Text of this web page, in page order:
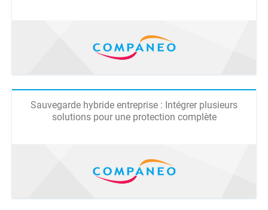
Sauvegarde hybride entreprise : Intégrer plusieurs
solutions pour une protection complète